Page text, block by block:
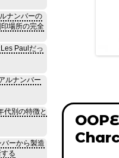
ナンバーの
場所の完全
Paulだっ
ルナンバー
代別の特徴と
ーから製造
る